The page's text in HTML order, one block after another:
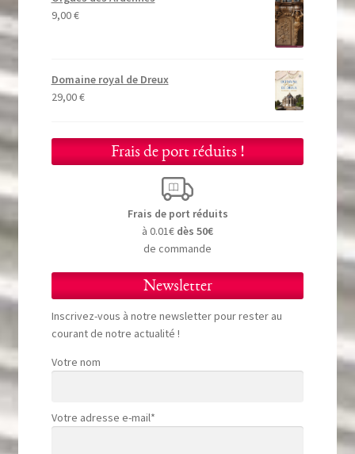
9,00€
Domaine royal de Dreux
29,00€
Frais de port réduits !
Frais de port réduits
à 0.01€ dès 50€
de commande
Newsletter
Inscrivez-vous à notre newsletter pour rester au
courant de notre actualité !
Votre nom
Votre adresse e-mail*